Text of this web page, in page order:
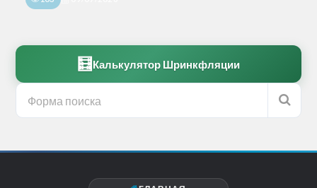
🧮 Калькулятор Шринкфляции